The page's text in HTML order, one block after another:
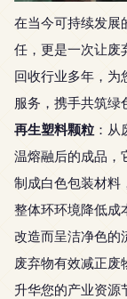
在当今可持续发展
任，更是一次让废
回收行业多年，为
服务，携手共筑绿
再生塑料颗粒 ：
温熔融后的成品，
制成白色包装材料
整体环环境降低成
改造而呈洁净色的
废弃物有效减正废
升华您的产业资